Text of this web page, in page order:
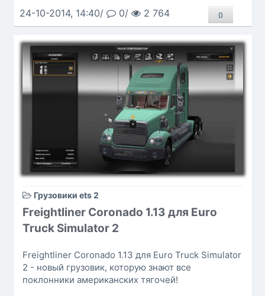
24-10-2014, 14:40/ 0/ 2 764 0
Грузовики ets 2
Freightliner Coronado 1.13 для Euro
Truck Simulator 2
Freightliner Coronado 1.13 для Euro Truck Simulator
2 - новый грузовик, которую знают все
поклонники американских тягочей!